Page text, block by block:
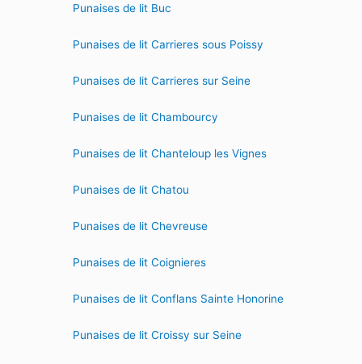
Punaises de lit Buc
Punaises de lit Carrieres sous Poissy
Punaises de lit Carrieres sur Seine
Punaises de lit Chambourcy
Punaises de lit Chanteloup les Vignes
Punaises de lit Chatou
Punaises de lit Chevreuse
Punaises de lit Coignieres
Punaises de lit Conflans Sainte Honorine
Punaises de lit Croissy sur Seine